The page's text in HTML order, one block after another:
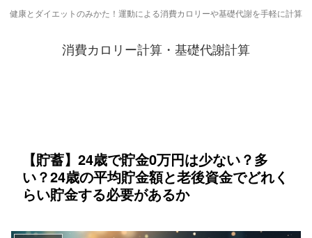
健康とダイエットのみかた！運動による消費カロリーや基礎代謝を手軽に計算
消費カロリー計算・基礎代謝計算
【貯蓄】24歳で貯金0万円は少ない？多
い？24歳の平均貯金額と老後資金でどれく
らい貯金する必要があるか